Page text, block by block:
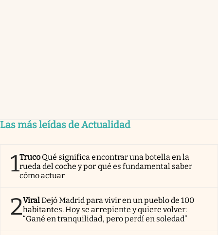
Las más leídas de Actualidad
1Truco Qué significa encontrar una botella en la
rueda del coche y por qué es fundamental saber
cómo actuar
2ViralDejó Madrid para vivir en un pueblo de 100
habitantes. Hoy se arrepiente y quiere volver:
“Gané en tranquilidad, pero perdí en soledad”